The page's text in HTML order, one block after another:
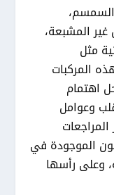
المشبعة،
مثل
المركبات
اهتمام
وعوامل
الموجودة في
وعلى رأسها